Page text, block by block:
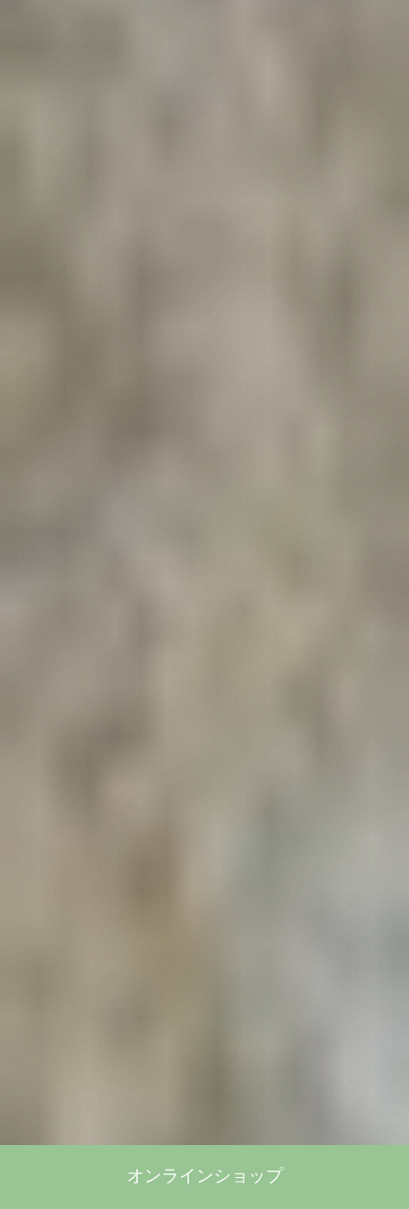
オンラインショップ